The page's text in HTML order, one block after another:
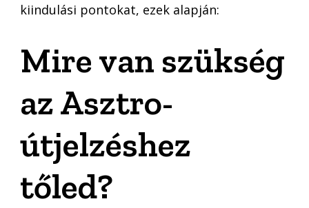
kiindulási pontokat, ezek alapján:
Mire van szükség
az Asztro-
útjelzéshez
tőled?